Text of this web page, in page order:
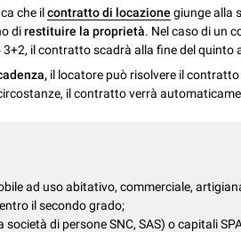
che ilcontratto di locazione giunge alla
direstituire la proprietà. Nel caso di un
il contratto scadrà alla fine del quinto
il locatore può risolvere il
il contratto verrà
ad uso abitativo, commerciale,
il secondo grado;
di persone SNC, SAS) o capitali